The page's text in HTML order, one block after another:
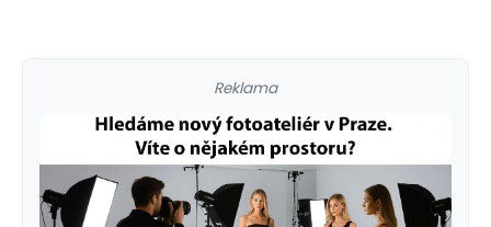
Reklama